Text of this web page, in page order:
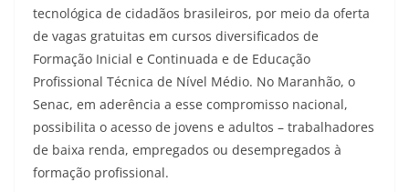
tecnológica de cidadãos brasileiros, por meio da oferta
de vagas gratuitas em cursos diversificados de
Formação Inicial e Continuada e de Educação
Profissional Técnica de Nível Médio. No Maranhão, o
Senac, em aderência a esse compromisso nacional,
possibilita o acesso de jovens e adultos – trabalhadores
de baixa renda, empregados ou desempregados à
formação profissional.